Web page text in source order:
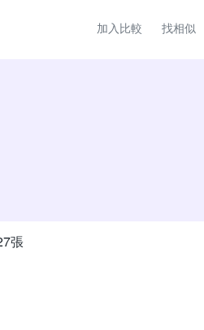
加入比較 找相似
張